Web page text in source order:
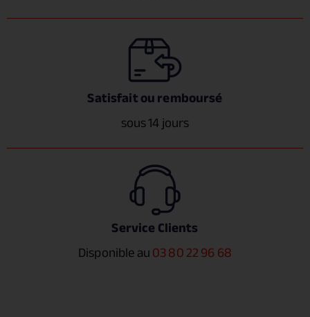
Satisfait ou remboursé
sous 14 jours
Service Clients
Disponible au03 80 22 96 68